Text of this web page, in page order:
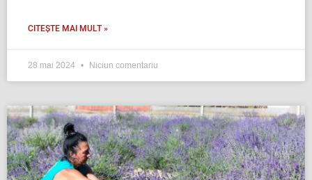
CITEȘTE MAI MULT »
28 mai 2024 Niciun comentariu